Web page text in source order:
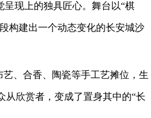
现上的独具匠心。舞台以“棋
构建出一个动态变化的长安城沙
、合香、陶瓷等手工艺摊位，生
欣赏者，变成了置身其中的“长